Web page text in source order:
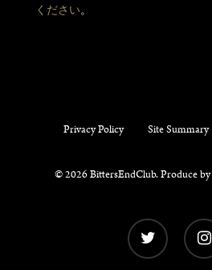
ください。
Privacy Policy Site Summary
© 2026 BittersEndClub. Produce by